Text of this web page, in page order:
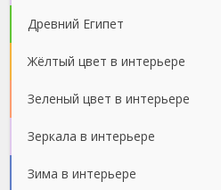
Древний Египет
Жёлтый цвет в интерьере
Зеленый цвет в интерьере
Зеркала в интерьере
Зима в интерьере